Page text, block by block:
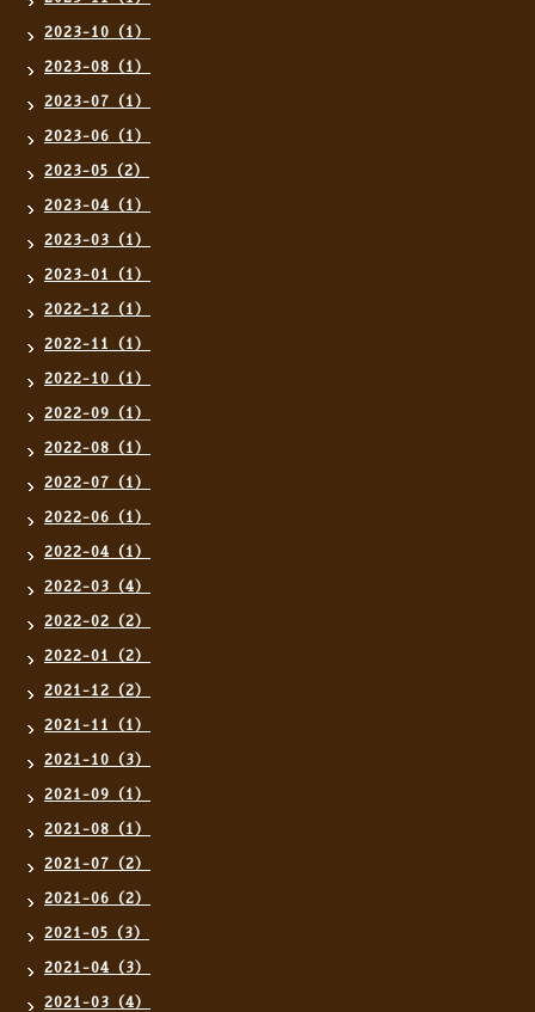
2023-10（1）
2023-08（1）
2023-07（1）
2023-06（1）
2023-05（2）
2023-04（1）
2023-03（1）
2023-01（1）
2022-12（1）
2022-11（1）
2022-10（1）
2022-09（1）
2022-08（1）
2022-07（1）
2022-06（1）
2022-04（1）
2022-03（4）
2022-02（2）
2022-01（2）
2021-12（2）
2021-11（1）
2021-10（3）
2021-09（1）
2021-08（1）
2021-07（2）
2021-06（2）
2021-05（3）
2021-04（3）
2021-03（4）